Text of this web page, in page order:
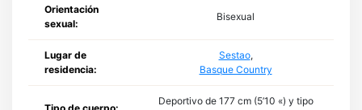
Orientación
sexual:
Bisexual
Lugar de
residencia:
Sestao,
Basque Country
Deportivo de 177 cm (5’10 «) y tipo